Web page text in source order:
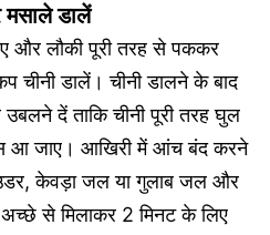
डालें
और लौकी पूरी तरह से पककर
चीनी डालें। चीनी डालने के बाद
दें ताकि चीनी पूरी तरह घुल
आ जाए। आखिरी में आंच बंद करने
केवड़ा जल या गुलाब जल और
से मिलाकर 2 मिनट के लिए